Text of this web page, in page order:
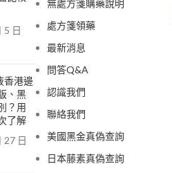
5 日
香港邊
、黑
？用
了解
27 日
無處方箋購藥說明
處方箋領藥
最新消息
問答Q&A
認識我們
聯絡我們
美國黑金真偽查詢
日本藤素真偽查詢